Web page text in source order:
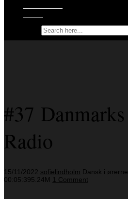
#37 Danmarks
Radio
15/11/2022 sofielindholm Dansk i ørerne
00:05:395.24M 1 Comment